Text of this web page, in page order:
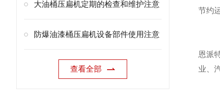
大油桶压扁机定期的检查和维护注意
防爆油漆桶压扁机设备部件使用注意
查看全部
节约
恩派
业、